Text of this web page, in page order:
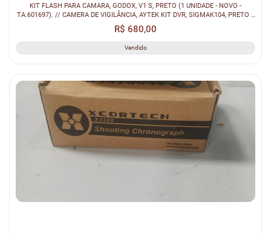
KIT FLASH PARA CAMARA, GODOX, V1 S, PRETO (1 UNIDADE - NOVO -
TA.601697). // CAMERA DE VIGILÂNCIA, AYTEK KIT DVR, SIGMAK104, PRETO /
BRANCA ...
R$ 680,00
Vendido